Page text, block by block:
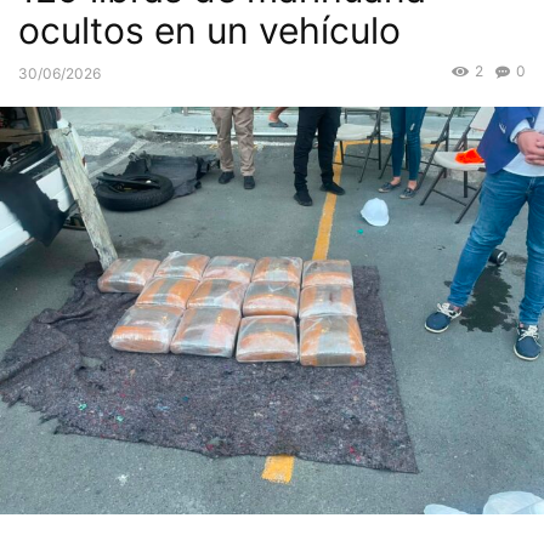
ocultos en un vehículo
30/06/2026 0
2